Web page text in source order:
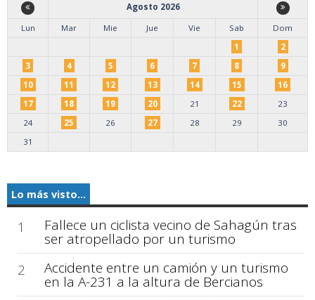
Agosto 2026
Lun
Mar Mie Jue Vie Sab
Dom
1
2
3
4 5 6 7 8
9
10
11 12 13 14 15
16
17
18 19 20 21 22
23
24
25 26 27 28 29
30
31
Lo más visto...
1 Fallece un ciclista vecino de Sahagún tras
ser atropellado por un turismo
2
Accidente entre un camión y un turismo
en la A-231 a la altura de Bercianos